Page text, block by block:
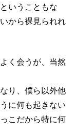
いうこともな
から裸見られれ
く会うが、当然
り、僕ら以外他
に何も起きない
こだから特に何